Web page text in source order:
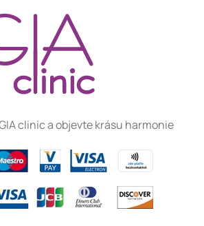
clinic a objevte krásu harmonie